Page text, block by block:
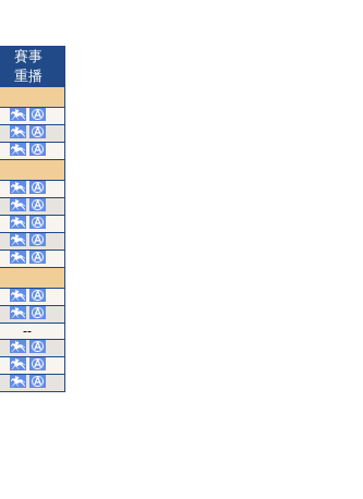
賽事
重播
--